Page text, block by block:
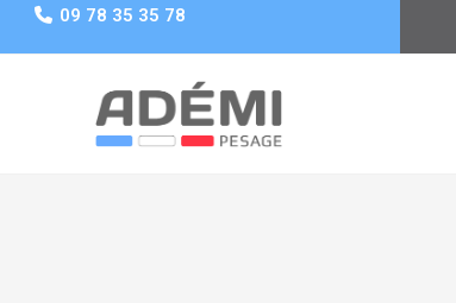
09 78 35 35 78